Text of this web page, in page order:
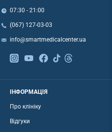
07:30 - 21:00
(067) 127-03-03
info@smartmedicalcenter.ua
ІНФОРМАЦІЯ
Про клініку
Відгуки